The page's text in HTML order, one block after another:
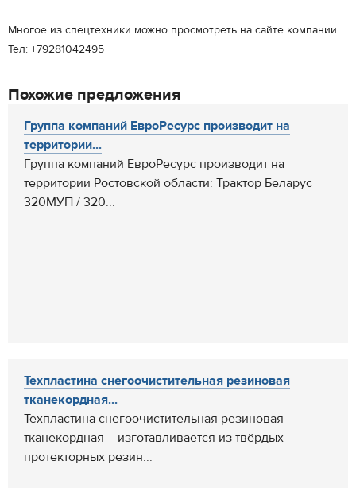
Многое из спецтехники можно просмотреть на сайте компании
Тел: +79281042495
Похожие предложения
Группа компаний ЕвроРесурс производит на
территории...
Группа компаний ЕвроРесурс производит на
территории Ростовской области: Трактор Беларус
320МУП / 320...
Техпластина снегоочистительная резиновая
тканекордная...
Техпластина снегоочистительная резиновая
тканекордная —изготавливается из твёрдых
протекторных резин...